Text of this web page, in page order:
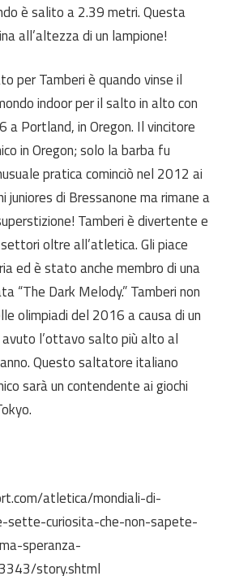
è salito a 2.39 metri. Questa
all’altezza di un lampione!
per Tamberi è quando vinse il
indoor per il salto in alto con
a Portland, in Oregon. Il vincitore
in Oregon; solo la barba fu
pratica cominciò nel 2012 ai
juniores di Bressanone ma rimane a
Tamberi è divertente e
oltre all’atletica. Gli piace
ed è stato anche membro di una
“The Dark Melody.” Tamberi non
olimpiadi del 2016 a causa di un
l’ottavo salto più alto al
Questo saltatore italiano
sarà un contendente ai giochi
atletica/mondiali-di-
curiosita-che-non-sapete-
speranza-
story.shtml